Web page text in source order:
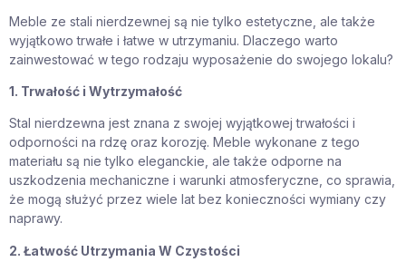
Meble ze stali nierdzewnej są nie tylko estetyczne, ale także
wyjątkowo trwałe i łatwe w utrzymaniu. Dlaczego warto
zainwestować w tego rodzaju wyposażenie do swojego lokalu?
1. Trwałość i Wytrzymałość
Stal nierdzewna jest znana z swojej wyjątkowej trwałości i
odporności na rdzę oraz korozję. Meble wykonane z tego
materiału są nie tylko eleganckie, ale także odporne na
uszkodzenia mechaniczne i warunki atmosferyczne, co sprawia,
że mogą służyć przez wiele lat bez konieczności wymiany czy
naprawy.
2. Łatwość Utrzymania W Czystości